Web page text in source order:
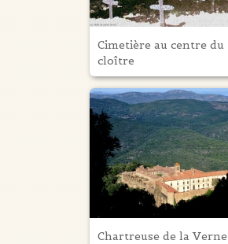
Cimetière au centre du
cloître
Chartreuse de la Verne